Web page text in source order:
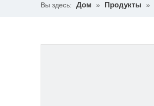
Вы здесь: Дом » Продукты »